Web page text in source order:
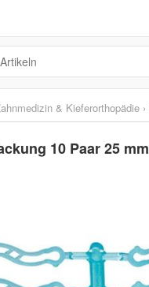
& Kieferorthopädie ›
10 Paar 25 mm